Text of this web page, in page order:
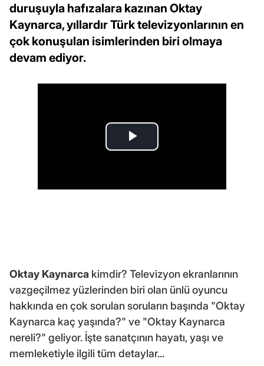
duruşuyla hafızalara kazınan Oktay
Kaynarca, yıllardır Türk televizyonlarının en
çok konuşulan isimlerinden biri olmaya
devam ediyor.
Oktay Kaynarca kimdir? Televizyon ekranlarının
vazgeçilmez yüzlerinden biri olan ünlü oyuncu
hakkında en çok sorulan soruların başında "Oktay
Kaynarca kaç yaşında?" ve "Oktay Kaynarca
nereli?" geliyor. İşte sanatçının hayatı, yaşı ve
memleketiyle ilgili tüm detaylar...